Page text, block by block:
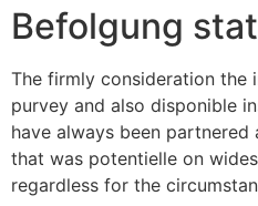
Befolgung
The firmly consideration the
purvey and also disponible
have always been
that was potentielle on
regardless for the